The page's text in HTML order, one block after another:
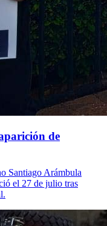
de
Santiago Arámbula
el 27 de julio tras